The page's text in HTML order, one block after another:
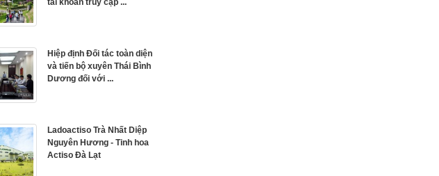
tài khoản truy cập ...
Hiệp định Đối tác toàn diện
và tiến bộ xuyên Thái Bình
Dương đối với ...
Ladoactiso Trà Nhất Diệp
Nguyên Hương - Tinh hoa
Actiso Đà Lạt